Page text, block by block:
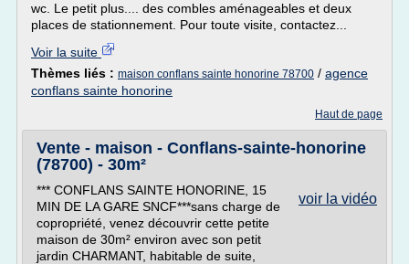
wc. Le petit plus.... des combles aménageables et deux
places de stationnement. Pour toute visite, contactez...
Voir la suite
Thèmes liés : maison conflans sainte honorine 78700 / agence
conflans sainte honorine
Haut de page
Vente - maison - Conflans-sainte-honorine
(78700) - 30m²
voir la vidéo
*** CONFLANS SAINTE HONORINE, 15
MIN DE LA GARE SNCF***sans charge de
copropriété, venez découvrir cette petite
maison de 30m² environ avec son petit
jardin CHARMANT, habitable de suite,